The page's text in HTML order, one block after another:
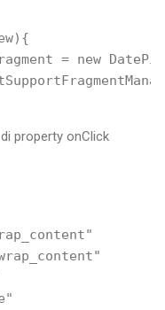
= new
property onClick